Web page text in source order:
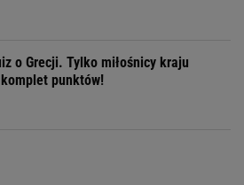
o Grecji. Tylko miłośnicy kraju
punktów!